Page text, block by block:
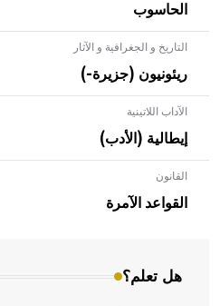
الحاسوب
التاريخ و الجغرافية و الآثار
ريئونيون (جزيرة-)
الآداب اللاتينية
إيطالية (الأدب)
القانون
القواعد الآمرة
هل تعلم؟
- هل تعلم أن الأبلق نوع من
بالعمارة الإسلامية في بلاد
المعمار على بناء مداميكه وخاصة